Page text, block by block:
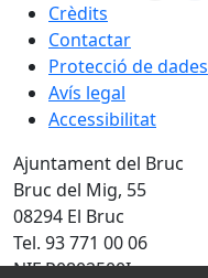
Crèdits
Contactar
Protecció de dades
Avís legal
Accessibilitat
Ajuntament del Bruc
Bruc del Mig, 55
08294 El Bruc
Tel. 93 771 00 06
NIF P0802500I